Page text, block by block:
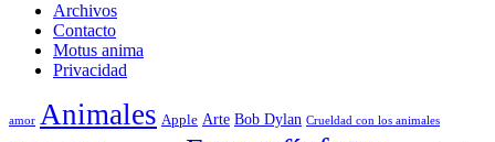
Archivos
Contacto
Motus anima
Privacidad
amor Animales Apple Arte Bob Dylan Crueldad con los animales